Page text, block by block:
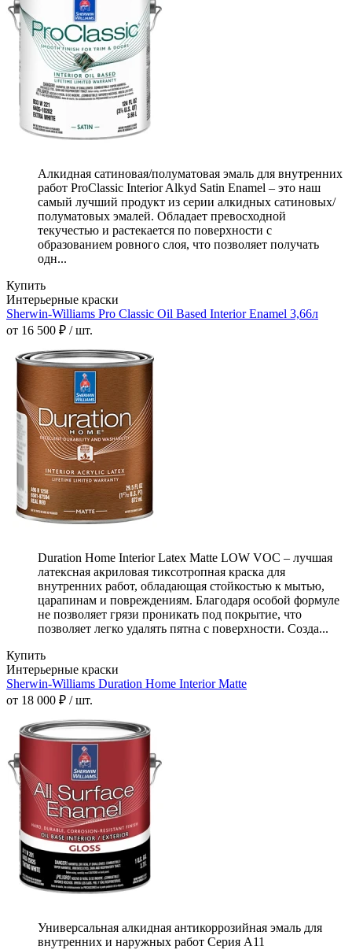
Алкидная сатиновая/полуматовая эмаль для внутренних
работ ProClassic Interior Alkyd Satin Enamel – это наш
самый лучший продукт из серии алкидных сатиновых/
полуматовых эмалей. Обладает превосходной
текучестью и растекается по поверхности с
образованием ровного слоя, что позволяет получать
одн...
Купить
Интерьерные краски
Sherwin-Williams Pro Classic Oil Based Interior Enamel 3,66л
от 16 500 ₽ / шт.
Duration Home Interior Latex Matte LOW VOC – лучшая
латексная акриловая тиксотропная краска для
внутренних работ, обладающая стойкостью к мытью,
царапинам и повреждениям. Благодаря особой формуле
не позволяет грязи проникать под покрытие, что
позволяет легко удалять пятна с поверхности. Созда...
Купить
Интерьерные краски
Sherwin-Williams Duration Home Interior Matte
от 18 000 ₽ / шт.
Универсальная алкидная антикоррозийная эмаль для
внутренних и наружных работ Серия А11